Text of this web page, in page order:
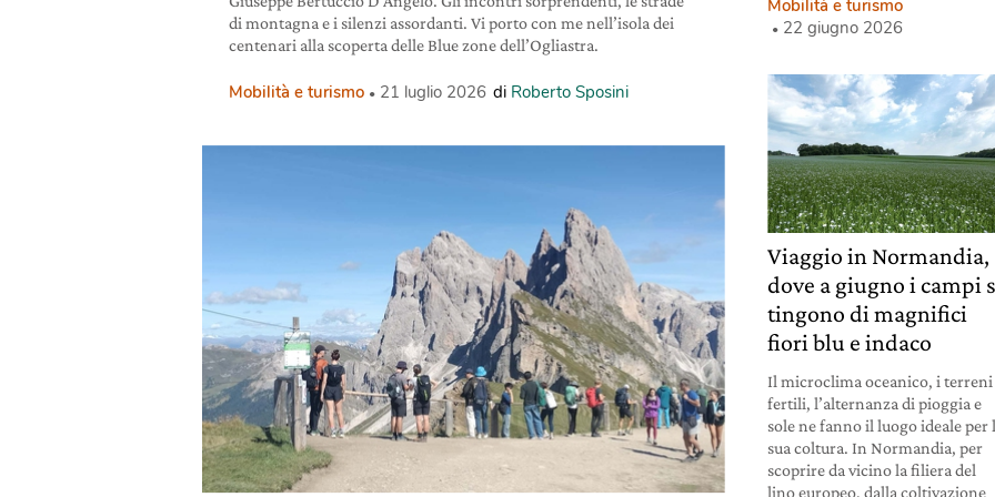
di montagna e i silenzi assordanti. Vi porto con me nell’isola dei
centenari alla scoperta delle Blue zone dell’Ogliastra.
Mobilità e turismo 21 luglio 2026 di Roberto Sposini
Mobilità e turismo
22 giugno 2026
Viaggio in Normandia,
dove a giugno i campi
tingono di magnifici
fiori blu e indaco
Il microclima oceanico, i terreni
fertili, l’alternanza di pioggia e
sole ne fanno il luogo ideale per
sua coltura. In Normandia, per
scoprire da vicino la filiera del
lino europeo, dalla coltivazione